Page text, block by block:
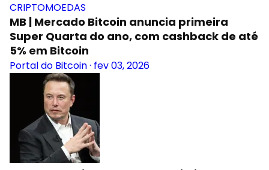
CRIPTOMOEDAS
MB | Mercado Bitcoin anuncia primeira
Super Quarta do ano, com cashback de até
5% em Bitcoin
Portal do Bitcoin· fev 03, 2026